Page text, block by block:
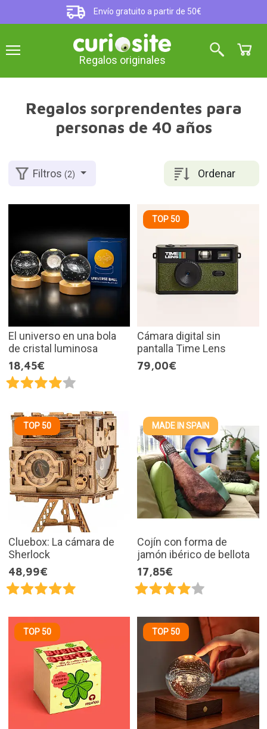
Envío gratuito a partir de 50€
Regalos originales
Regalos sorprendentes para
personas de 40 años
Ordenar
Filtros(2)
El universo en una bola
de cristal luminosa
18,45€
TOP 50
Cámara digital sin
pantalla Time Lens
79,00€
TOP 50
Cluebox: La cámara de
Sherlock
48,99€
MADE IN SPAIN
Cojín con forma de
jamón ibérico de bellota
17,85€
TOP 50 TOP 50